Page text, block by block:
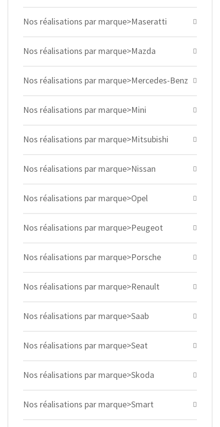
Nos réalisations par marque>Maseratti
Nos réalisations par marque>Mazda
Nos réalisations par marque>Mercedes-Benz
Nos réalisations par marque>Mini
Nos réalisations par marque>Mitsubishi
Nos réalisations par marque>Nissan
Nos réalisations par marque>Opel
Nos réalisations par marque>Peugeot
Nos réalisations par marque>Porsche
Nos réalisations par marque>Renault
Nos réalisations par marque>Saab
Nos réalisations par marque>Seat
Nos réalisations par marque>Skoda
Nos réalisations par marque>Smart